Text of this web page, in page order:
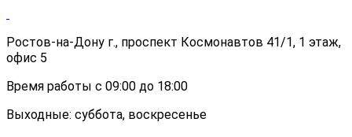
Ростов-на-Дону г., проспект Космонавтов 41/1, 1 этаж,
офис 5
Время работы с 09:00 до 18:00
Выходные: суббота, воскресенье